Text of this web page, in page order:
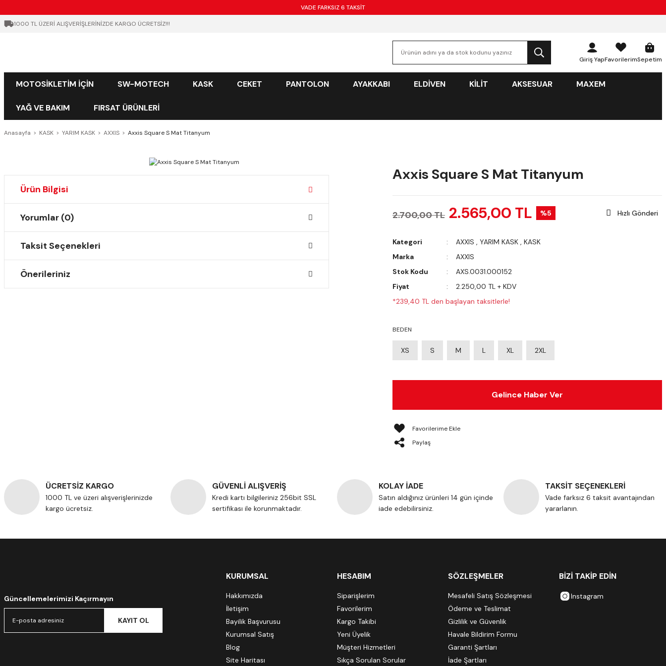
VADE FARKSIZ 6 TAKSİT
1000 TL ÜZERİ ALIŞVERİŞLERİNİZDE KARGO ÜCRETSİZ!!!
Giriş YapFavorilerimSepetim
MOTOSİKLETİM İÇİN SW-MOTECH KASK CEKET PANTOLON AYAKKABI ELDİVEN KİLİT AKSESUAR MAXEM
YAĞ VE BAKIM FIRSAT ÜRÜNLERİ
Anasayfa KASK YARIM KASK AXXIS Axxis Square S Mat Titanyum
Ürün Bilgisi
Yorumlar (0)
Taksit Seçenekleri
Önerileriniz
Axxis Square S Mat Titanyum
2.700,00 TL 2.565,00 TL %5 Hızlı Gönderi
Kategori AXXIS , YARIM KASK , KASK
Marka
AXXIS
Stok Kodu
AXS.0031.000152
Fiyat
2.250,00 TL + KDV
*239,40 TL den başlayan taksitlerle!
BEDEN
XS S M L XL 2XL
Gelince Haber Ver
Paylaş
ÜCRETSİZ KARGO
1000 TL ve üzeri alışverişlerinizde
kargo ücretsiz.
GÜVENLİ ALIŞVERİŞ
Kredi kartı bilgileriniz 256bit SSL
sertifikası ile korunmaktadır.
KOLAY İADE
Satın aldığınız ürünleri 14 gün içinde
iade edebilirsiniz.
TAKSİT SEÇENEKLERİ
Vade farksız 6 taksit avantajından
yararlanın.
Güncellemelerimizi Kaçırmayın
KAYIT OL
KURUMSAL
Hakkımızda
İletişim
Bayilik Başvurusu
Kurumsal Satış
Blog
Site Haritası
HESABIM
Siparişlerim
Favorilerim
Kargo Takibi
Yeni Üyelik
Müşteri Hizmetleri
Sıkça Sorulan Sorular
SÖZLEŞMELER
Mesafeli Satış Sözleşmesi
Ödeme ve Teslimat
Gizlilik ve Güvenlik
Havale Bildirim Formu
Garanti Şartları
İade Şartları
BİZİ TAKİP EDİN
Instagram